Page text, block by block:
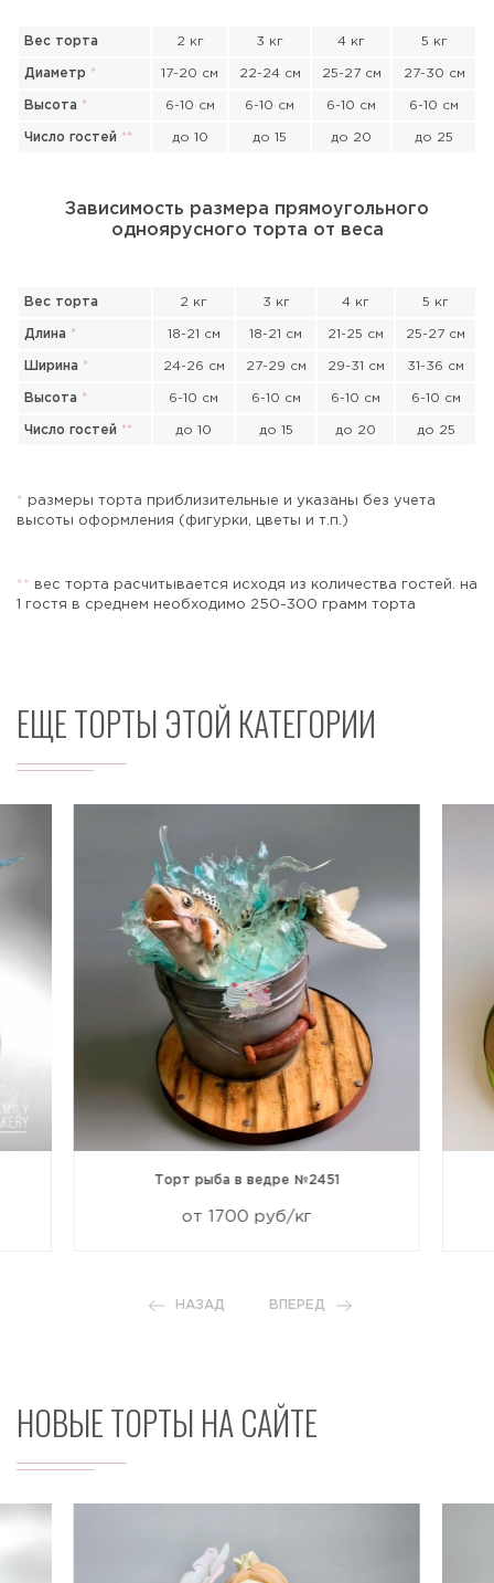
Вес торта 2 кг 3 кг 4 кг 5 кг
Диаметр * 17-20 см 22-24 см 25-27 см 27-30 см
Высота * 6-10 см 6-10 см 6-10 см 6-10 см
Число гостей ** до 10 до 15 до 20 до 25
Зависимость размера прямоугольного
одноярусного торта от веса
Вес торта 2 кг 3 кг 4 кг 5 кг
Длина * 18-21 см 18-21 см 21-25 см 25-27 см
Ширина * 24-26 см 27-29 см 29-31 см 31-36 см
Высота * 6-10 см 6-10 см 6-10 см 6-10 см
Число гостей ** до 10 до 15 до 20 до 25
*
размеры торта приблизительные и указаны без учета
высоты оформления (фигурки, цветы и т.п.)
* *
вес торта расчитывается исходя из количества гостей. на
1 гостя в среднем необходимо 250-300 грамм торта
ЕЩЕ ТОРТЫ ЭТОЙ КАТЕГОРИИ
Торт рыба в ведре №2451
от 1700 руб/кг
НАЗАД ВПЕРЕД
НОВЫЕ ТОРТЫ НА САЙТЕ
Прикрепить файл или фото
Отправить